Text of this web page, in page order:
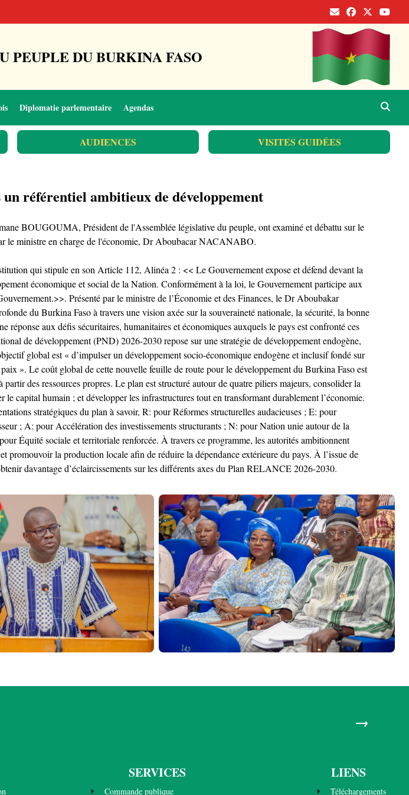
PEUPLE DU BURKINA FASO
Diplomatie parlementaire Agendas
AUDIENCES VISITES GUIDÉES
référentiel ambitieux de développement
BOUGOUMA, Président de l'Assemblée législative du peuple, ont examiné et débattu sur le
le ministre en charge de l'économie, Dr Aboubacar NACANABO.
qui stipule en son Article 112, Alinéa 2 : << Le Gouvernement expose et défend devant la
économique et social de la Nation. Conformément à la loi, le Gouvernement participe aux
Présenté par le ministre de l’Économie et des Finances, le Dr Aboubakar
du Burkina Faso à travers une vision axée sur la souveraineté nationale, la sécurité, la bonne
aux défis sécuritaires, humanitaires et économiques auxquels le pays est confronté ces
de développement (PND) 2026-2030 repose sur une stratégie de développement endogène,
global est « d’impulser un développement socio-économique endogène et inclusif fondé sur
». Le coût global de cette nouvelle feuille de route pour le développement du Burkina Faso est
des ressources propres. Le plan est structuré autour de quatre piliers majeurs, consolider la
capital humain ; et développer les infrastructures tout en transformant durablement l’économie.
stratégiques du plan à savoir, R: pour Réformes structurelles audacieuses ; E: pour
; A: pour Accélération des investissements structurants ; N: pour Nation unie autour de la
Équité sociale et territoriale renforcée. À travers ce programme, les autorités ambitionnent
promouvoir la production locale afin de réduire la dépendance extérieure du pays. À l’issue de
davantage d’éclaircissements sur les différents axes du Plan RELANCE 2026-2030.
→
SERVICES
Commande publique
LIENS
Téléchargements